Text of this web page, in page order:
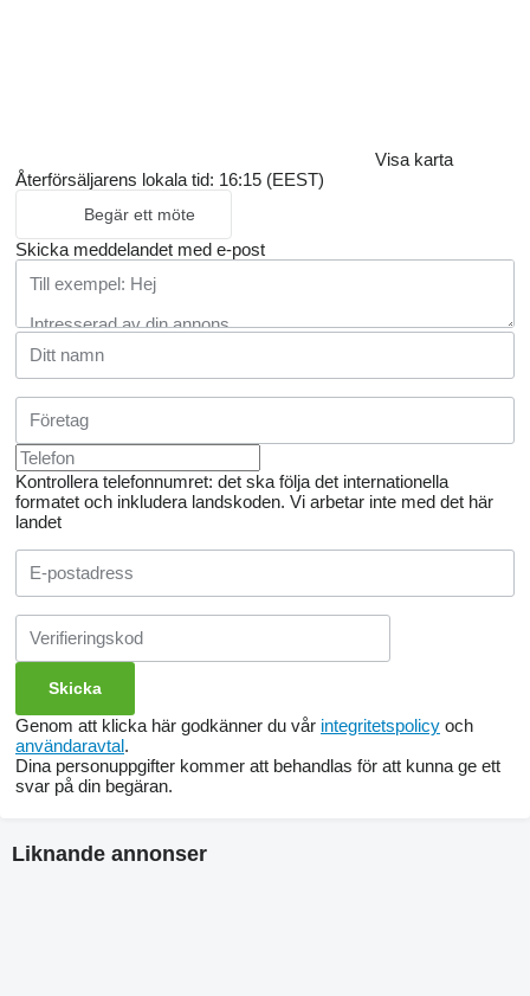
Visa karta
Återförsäljarens lokala tid: 16:15 (EEST)
Begär ett möte
Skicka meddelandet med e-post
Kontrollera telefonnumret: det ska följa det internationella
formatet och inkludera landskoden. Vi arbetar inte med det här
landet
Genom att klicka här godkänner du vår integritetspolicy och
användaravtal.
Dina personuppgifter kommer att behandlas för att kunna ge ett
svar på din begäran.
Liknande annonser